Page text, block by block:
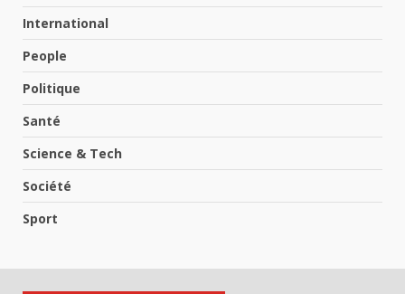
International
People
Politique
Santé
Science & Tech
Société
Sport